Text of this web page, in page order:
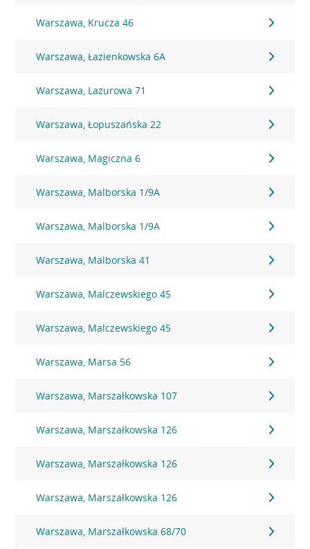
Warszawa, Krucza 46
Warszawa, Łazienkowska 6A
Warszawa, Lazurowa 71
Warszawa, Łopuszańska 22
Warszawa, Magiczna 6
Warszawa, Malborska 1/9A
Warszawa, Malborska 1/9A
Warszawa, Malborska 41
Warszawa, Malczewskiego 45
Warszawa, Malczewskiego 45
Warszawa, Marsa 56
Warszawa, Marszałkowska 107
Warszawa, Marszałkowska 126
Warszawa, Marszałkowska 126
Warszawa, Marszałkowska 126
Warszawa, Marszałkowska 68/70